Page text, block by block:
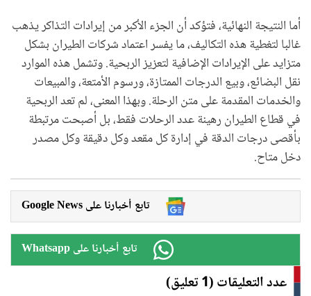
أما النتيجة النهائية، فتؤكد أن الجزء الأكبر من إيرادات التذاكر يذهب
غالبا لتغطية هذه التكاليف، ما يفسر اعتماد شركات الطيران بشكل
متزايد على الإيرادات الإضافية لتعزيز الربحية. وتشمل هذه الموارد
نقل البضائع، وبيع الدرجات الممتازة، ورسوم الأمتعة، والمبيعات
والخدمات المقدمة على متن الرحلة. وبهذا المعنى، لم تعد الربحية
في قطاع الطيران رهينة عدد الرحلات فقط، بل أصبحت مرتبطة
بأقصى درجات الدقة في إدارة كل مقعد وكل دقيقة وكل مصدر
دخل متاح.
Google News تابع أخبارنا على
Whatsapp تابع أخبارنا على
عدد التعليقات (1 تعليق)